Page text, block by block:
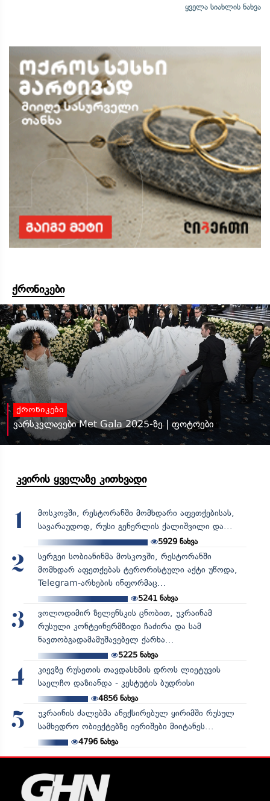
ყველა სიახლის ნახვა
ქრონიკები
ქრონიკები
ვარსკვლავები Met Gala 2025-ზე | ფოტოები
კვირის ყველაზე კითხვადი
1
მოსკოვში, რესტორანში მომხდარი აფეთქებისას,
სავარაუდოდ, რუსი გენერლის ქალიშვილი და...
5929 ნახვა
2
სერგეი სობიანინმა მოსკოვში, რესტორანში
მომხდარ აფეთქებას ტერორისტული აქტი უწოდა,
Telegram-არხების ინფორმაც...
5241ნახვა
3
ვოლოდიმირ ზელენსკის ცნობით, უკრაინამ
რუსული კონტეინერმზიდი ჩაძირა და სამ
ნავთობგადამამუშავებელ ქარხა...
5225ნახვა
4
კიევზე რუსეთის თავდასხმის დროს ლიეტუვის
საელჩო დაზიანდა - კესტუტის ბუდრისი
4856ნახვა
5
უკრაინის ძალებმა ანექსირებულ ყირიმში რუსულ
სამხედრო ობიექტებზე იერიშები მიიტანეს...
4796ნახვა